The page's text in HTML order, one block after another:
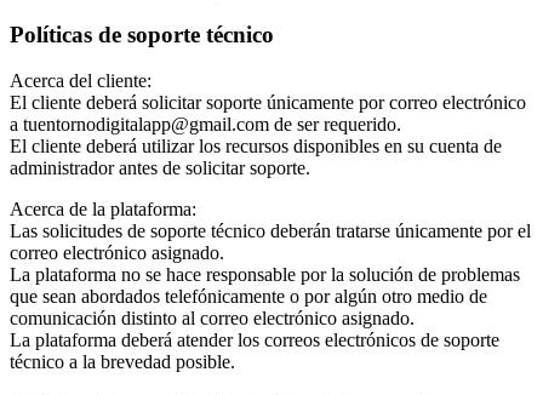
Políticas de soporte técnico
Acerca del cliente:
El cliente deberá solicitar soporte únicamente por correo electrónico
a tuentornodigitalapp@gmail.com de ser requerido.
El cliente deberá utilizar los recursos disponibles en su cuenta de
administrador antes de solicitar soporte.
Acerca de la plataforma:
Las solicitudes de soporte técnico deberán tratarse únicamente por el
correo electrónico asignado.
La plataforma no se hace responsable por la solución de problemas
que sean abordados telefónicamente o por algún otro medio de
comunicación distinto al correo electrónico asignado.
La plataforma deberá atender los correos electrónicos de soporte
técnico a la brevedad posible.